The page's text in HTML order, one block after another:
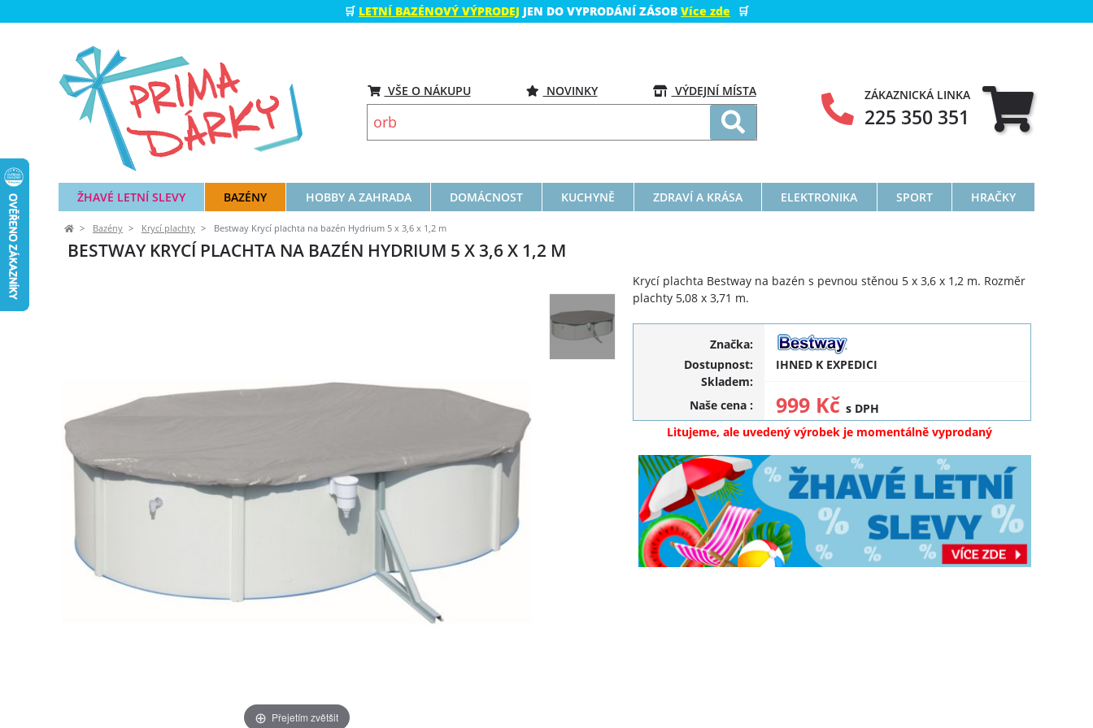
🛒 LETNÍ BAZÉNOVÝ VÝPRODEJ JEN DO VYPRODÁNÍ ZÁSOB Více zde 🛒
VŠE O NÁKUPU NOVINKY VÝDEJNÍ MÍSTA ZÁKAZNICKÁ LINKA
225 350 351
ŽHAVÉ LETNÍ SLEVY BAZÉNY HOBBY A ZAHRADA DOMÁCNOST KUCHYNĚ ZDRAVÍ A KRÁSA ELEKTRONIKA SPORT HRAČKY
Bazény Krycí plachty Bestway Krycí plachta na bazén Hydrium 5 x 3,6 x 1,2 m
BESTWAY KRYCÍ PLACHTA NA BAZÉN HYDRIUM 5 X 3,6 X 1,2 M
Přejetím zvětšit
Krycí plachta Bestway na bazén s pevnou stěnou 5 x 3,6 x 1,2 m. Rozměr
plachty 5,08 x 3,71 m.
Značka:
Dostupnost:
IHNED K EXPEDICI
Skladem:
Naše cena: 999 Kčs DPH
Litujeme, ale uvedený výrobek je momentálně vyprodaný